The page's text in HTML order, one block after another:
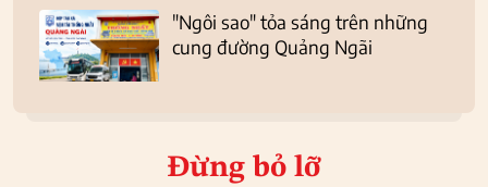
"Ngôi sao" tỏa sáng trên những
cung đường Quảng Ngãi
Đừng bỏ lỡ